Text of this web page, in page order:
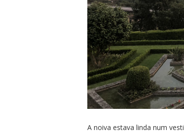
A noiva estava linda num